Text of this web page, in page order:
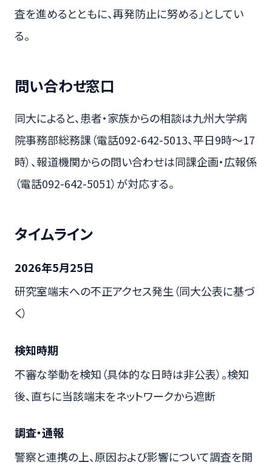
査を進めるとともに、再発防止に努める」としてい
る。
問い合わせ窓口
同大によると、患者・家族からの相談は九州大学病
院事務部総務課（電話092-642-5013、平日9時～17
時）、報道機関からの問い合わせは同課企画・広報係
（電話092-642-5051）が対応する。
タイムライン
2026年5月25日
研究室端末への不正アクセス発生（同大公表に基づ
く）
検知時期
不審な挙動を検知（具体的な日時は非公表）。検知
後、直ちに当該端末をネットワークから遮断
調査・通報
警察と連携の上、原因および影響について調査を開